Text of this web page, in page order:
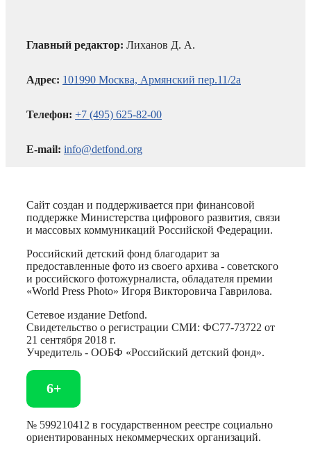
Главный редактор: Лиханов Д. А.
Адрес: 101990 Москва, Армянский пер.11/2а
Телефон: +7 (495) 625-82-00
E-mail: info@detfond.org
Сайт создан и поддерживается при финансовой
поддержке Министерства цифрового развития, связи
и массовых коммуникаций Российской Федерации.
Российский детский фонд благодарит за
предоставленные фото из своего архива - советского
и российского фотожурналиста, обладателя премии
«World Press Photo» Игоря Викторовича Гаврилова.
Сетевое издание Detfond.
Свидетельство о регистрации СМИ: ФС77-73722 от
21 сентября 2018 г.
Учредитель - ООБФ «Российский детский фонд».
6+
№ 599210412 в государственном реестре социально
ориентированных некоммерческих организаций.